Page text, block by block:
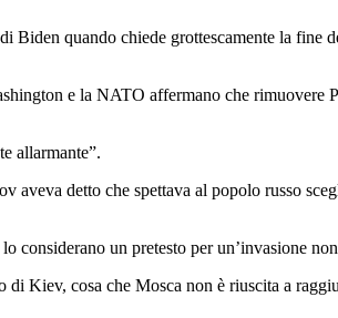
Biden quando chiede grottescamente la fine
e la NATO affermano che rimuovere
allarmante”.
aveva detto che spettava al popolo russo
considerano un pretesto per un’invasione
Kiev, cosa che Mosca non è riuscita a